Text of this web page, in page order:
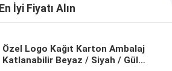
En İyi Fiyatı Alın
Özel Logo Kağıt Karton Ambalaj
Katlanabilir Beyaz / Siyah / Gül